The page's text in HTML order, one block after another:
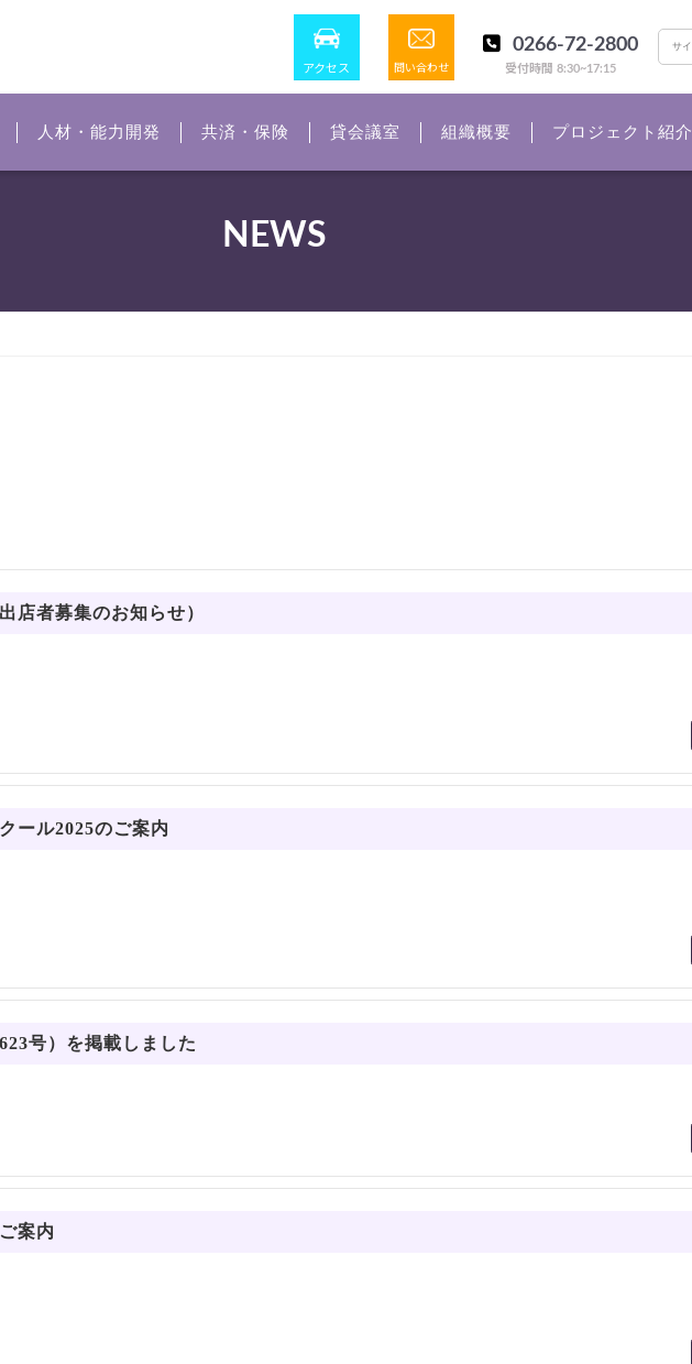
アクセス 問い合わせ
0266-72-2800
受付時間 8:30~17:15
人材・能力開発 共済・保険 貸会議室 組織概要 プロジェクト紹介
NEWS
店者募集のお知らせ）
ール2025のご案内
号）を掲載しました
案内